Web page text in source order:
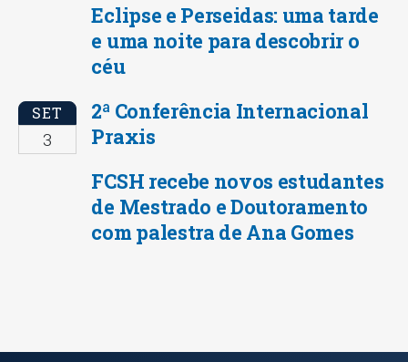
Eclipse e Perseidas: uma tarde
e uma noite para descobrir o
céu
SET
3
2ª Conferência Internacional
Praxis
FCSH recebe novos estudantes
de Mestrado e Doutoramento
com palestra de Ana Gomes